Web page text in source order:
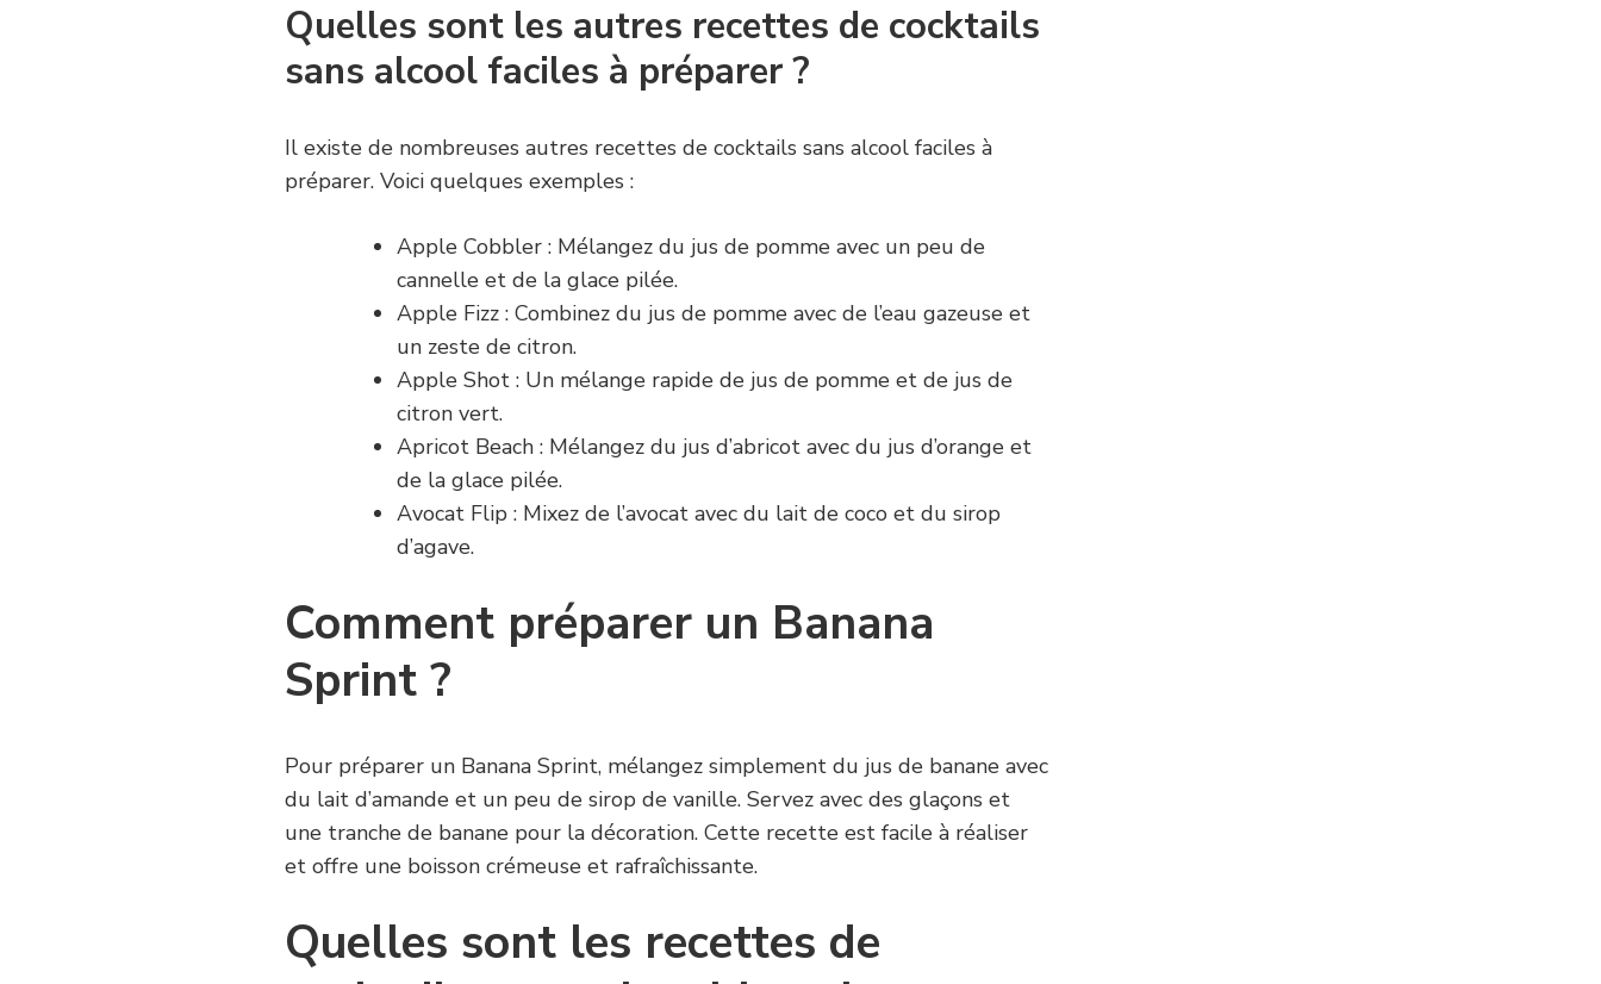
Quelles sont les autres recettes de cocktails
sans alcool faciles à préparer ?
Il existe de nombreuses autres recettes de cocktails sans alcool faciles à
préparer. Voici quelques exemples :
Apple Cobbler : Mélangez du jus de pomme avec un peu de
cannelle et de la glace pilée.
Apple Fizz : Combinez du jus de pomme avec de l’eau gazeuse et
un zeste de citron.
Apple Shot : Un mélange rapide de jus de pomme et de jus de
citron vert.
Apricot Beach : Mélangez du jus d’abricot avec du jus d’orange et
de la glace pilée.
Avocat Flip : Mixez de l’avocat avec du lait de coco et du sirop
d’agave.
Comment préparer un Banana
Sprint ?
Pour préparer un Banana Sprint, mélangez simplement du jus de banane avec
du lait d’amande et un peu de sirop de vanille. Servez avec des glaçons et
une tranche de banane pour la décoration. Cette recette est facile à réaliser
et offre une boisson crémeuse et rafraîchissante.
Quelles sont les recettes de